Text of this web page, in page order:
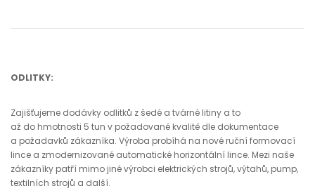
ODLITKY:
Zajišťujeme dodávky odlitků z šedé a tvárné litiny a to
až do hmotnosti 5 tun v požadované kvalitě dle dokumentace
a požadavků zákazníka. Výroba probíhá na nové ruční formovací
lince a zmodernizované automatické horizontální lince. Mezi naše
zákazníky patří mimo jiné výrobci elektrických strojů, výtahů, pump,
textilních strojů a další.